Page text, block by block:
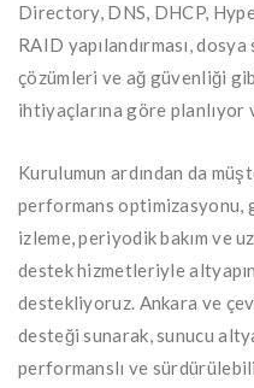
Directory, DNS, DHCP,
RAID yapılandırması,
çözümleri ve ağ güvenliği
ihtiyaçlarına göre planlıyor
Kurulumun ardından da
performans optimizasyonu,
izleme, periyodik bakım ve
destek hizmetleriyle
destekliyoruz. Ankara ve
desteği sunarak, sunucu
performanslı ve